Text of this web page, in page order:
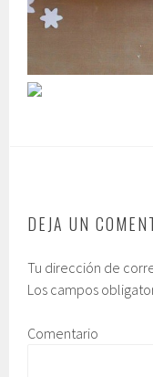
DEJA UN
Tu dirección de
Los campos
Comentario